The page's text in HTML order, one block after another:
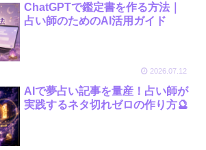
ChatGPTで鑑定書を作る方法｜
占い師のためのAI活用ガイド
2026.07.12
AIで夢占い記事を量産！占い師が
実践するネタ切れゼロの作り方🔮